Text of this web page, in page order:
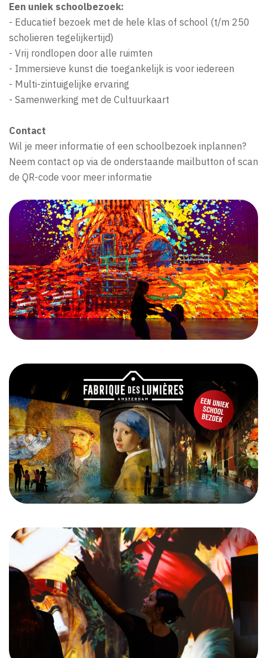
Een uniek schoolbezoek:
- Educatief bezoek met de hele klas of school (t/m 250
scholieren tegelijkertijd)
- Vrij rondlopen door alle ruimten
- Immersieve kunst die toegankelijk is voor iedereen
- Multi-zintuigelijke ervaring
- Samenwerking met de Cultuurkaart
Contact
Wil je meer informatie of een schoolbezoek inplannen?
Neem contact op via de onderstaande mailbutton of scan
de QR-code voor meer informatie